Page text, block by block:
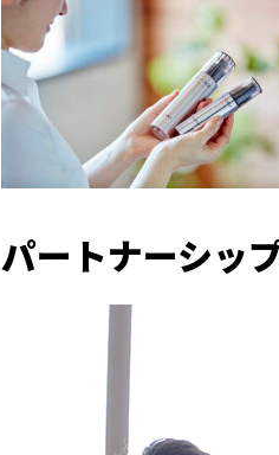
パートナーシッ